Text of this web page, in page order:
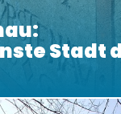
Stadt